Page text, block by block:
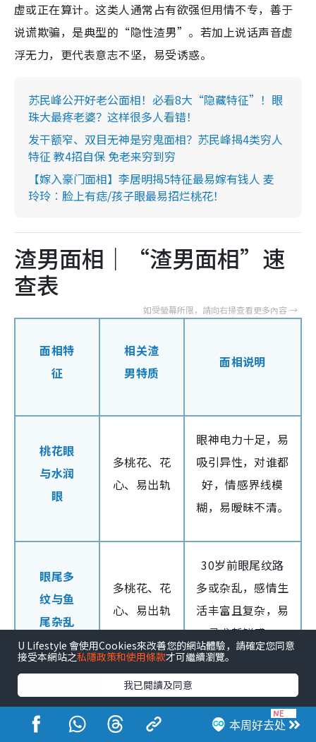
虚或正在算计。这类人通常占有欲强但用情不专，善于
说谎欺骗，是典型的“隐性渣男”。若加上说话声音虚
浮无力，更代表意志不坚，易受诱惑。
苏民峰公开好老公面相！必看8大“隐藏特征”！眼
珠大最疼老婆？这样很多人看错！
发干额窄、双目无神是穷鬼面相？苏民峰揭4类穷人
特征 教4招自保 免老来穷到穷
【嫁入豪门面相】李居明揭5特征最易嫁有钱人 麦
玲玲︰脸上有痣/孩子眼最易招烂桃花！
渣男面相｜“渣男面相”速
查表
面相特
征
相关渣
男特质
面相说明
桃花眼
与水润
眼
多桃花、花
心、易出轨
眼神电力十足，易
吸引异性，对谁都
好，情感界线模
糊，易暧昧不清。
眼尾多
纹与鱼
尾杂乱
多桃花、花
心、易出轨
30岁前眼尾纹路
多或杂乱，感情生
活丰富且复杂，易
寻求新鲜感。
嘴唇薄
与嘴角
无责任感、
花心、易变
甜言蜜语却言而无
信，情感淡薄，事
本周好去处
U Lifestyle 會使用Cookies來改善您的網站體驗，請確定您同意
接受本網站之私隱政策和使用條款才可繼續瀏覽。
我已閱讀及同意